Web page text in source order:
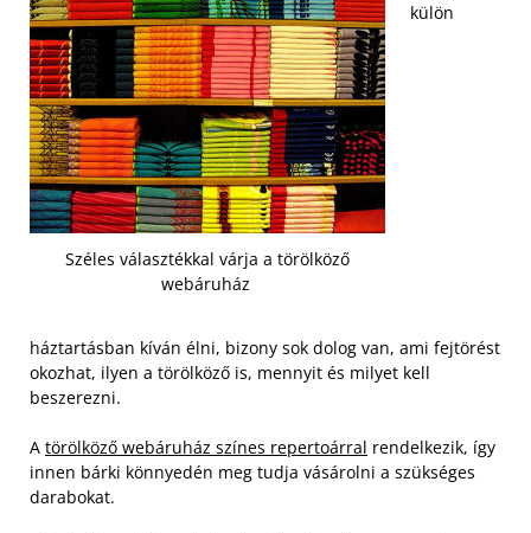
Széles választékkal várja a törölköző
webáruház
külön
háztartásban kíván élni, bizony sok dolog van, ami fejtörést
okozhat, ilyen a törölköző is, mennyit és milyet kell
beszerezni.
A törölköző webáruház színes repertoárral rendelkezik, így
innen bárki könnyedén meg tudja vásárolni a szükséges
darabokat.